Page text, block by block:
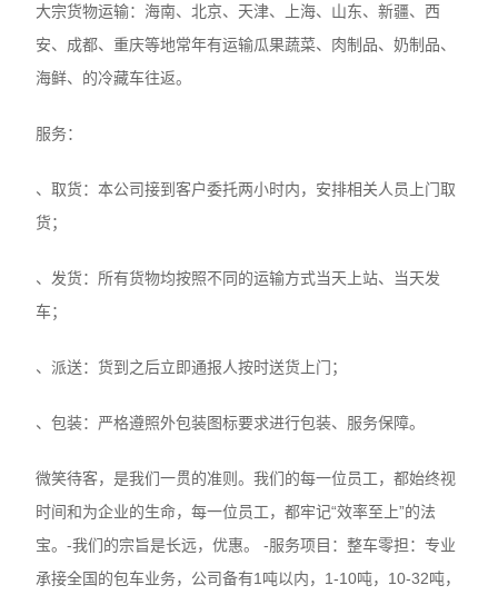
大宗货物运输：海南、北京、天津、上海、山东、新疆、西
安、成都、重庆等地常年有运输瓜果蔬菜、肉制品、奶制品、
海鲜、的冷藏车往返。
服务：
、取货：本公司接到客户委托两小时内，安排相关人员上门取
货；
、发货：所有货物均按照不同的运输方式当天上站、当天发
车；
、派送：货到之后立即通报人按时送货上门；
、包装：严格遵照外包装图标要求进行包装、服务保障。
微笑待客，是我们一贯的准则。我们的每一位员工，都始终视
时间和为企业的生命，每一位员工，都牢记“效率至上”的法
宝。-我们的宗旨是长远，优惠。 -服务项目：整车零担：专业
承接全国的包车业务，公司备有1吨以内，1-10吨，10-32吨，